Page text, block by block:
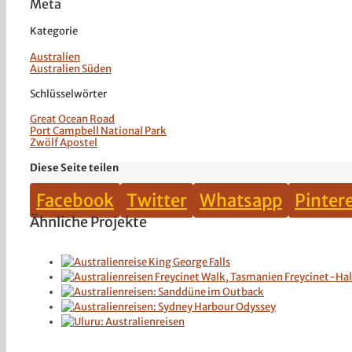
Meta
Kategorie
Australien
Australien Süden
Schlüsselwörter
Great Ocean Road
Port Campbell National Park
Zwölf Apostel
Diese Seite teilen
Facebook Twitter Whatsapp
Ähnliche Projekte